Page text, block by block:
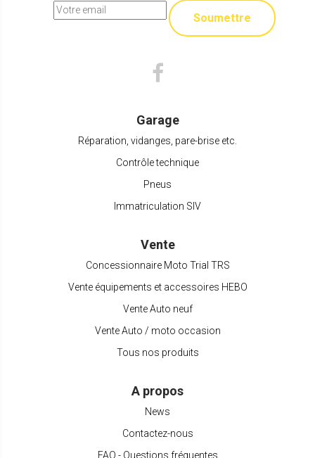
Soumettre
Garage
Réparation, vidanges, pare-brise etc.
Contrôle technique
Pneus
Immatriculation SIV
Vente
Concessionnaire Moto Trial TRS
Vente équipements et accessoires HEBO
Vente Auto neuf
Vente Auto / moto occasion
Tous nos produits
A propos
News
Contactez-nous
FAQ - Questions fréquentes